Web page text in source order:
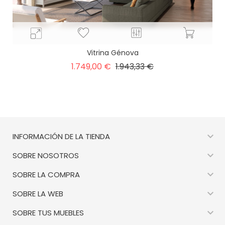
Vitrina Génova
1.749,00 € Precio
1.943,33 €Precio
INFORMACIÓN DE LA TIENDA 
SOBRE NOSOTROS 
SOBRE LA COMPRA 
SOBRE LA WEB 
SOBRE TUS MUEBLES 